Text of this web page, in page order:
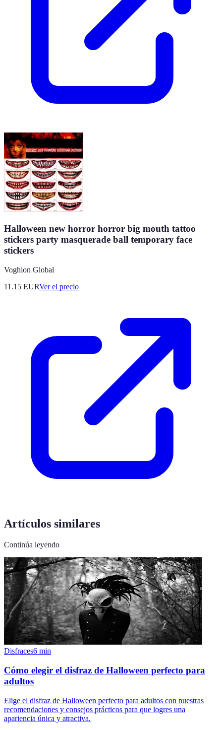
Halloween new horror horror big mouth tattoo
stickers party masquerade ball temporary face
stickers
Voghion Global
11.15 EURVer el precio
Artículos similares
Continúa leyendo
Disfraces6 min
Cómo elegir el disfraz de Halloween perfecto para
adultos
Elige el disfraz de Halloween perfecto para adultos con nuestras
recomendaciones y consejos prácticos para que logres una
apariencia única y atractiva.